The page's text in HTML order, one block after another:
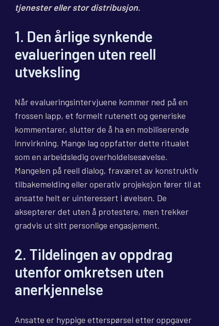
tjenester eller stor distribusjon.
1. Den årlige synkende
evalueringen uten reell
utveksling
Når evalueringsintervjuene kommer ned på en
frossen lapp, et formelt rutenett og generiske
kommentarer, slutter de å ha en mobiliserende
innvirkning. Mange lag oppfatter dette ritualet
som en arbeidsledig overholdelsesøvelse.
Mangelen på reell dialog, fraværet av konstruktiv
tilbakemelding eller operativ projeksjon fører til at
ansatte helt er uinteressert i øvelsen. De
aksepterer det uten å protestere, men trekker
gradvis ut sitt personlige engasjement.
2. Tildelingen av oppdrag
utenfor omkretsen uten
anerkjennelse
Ansatte er hyppige etterspørsel etter oppgaver